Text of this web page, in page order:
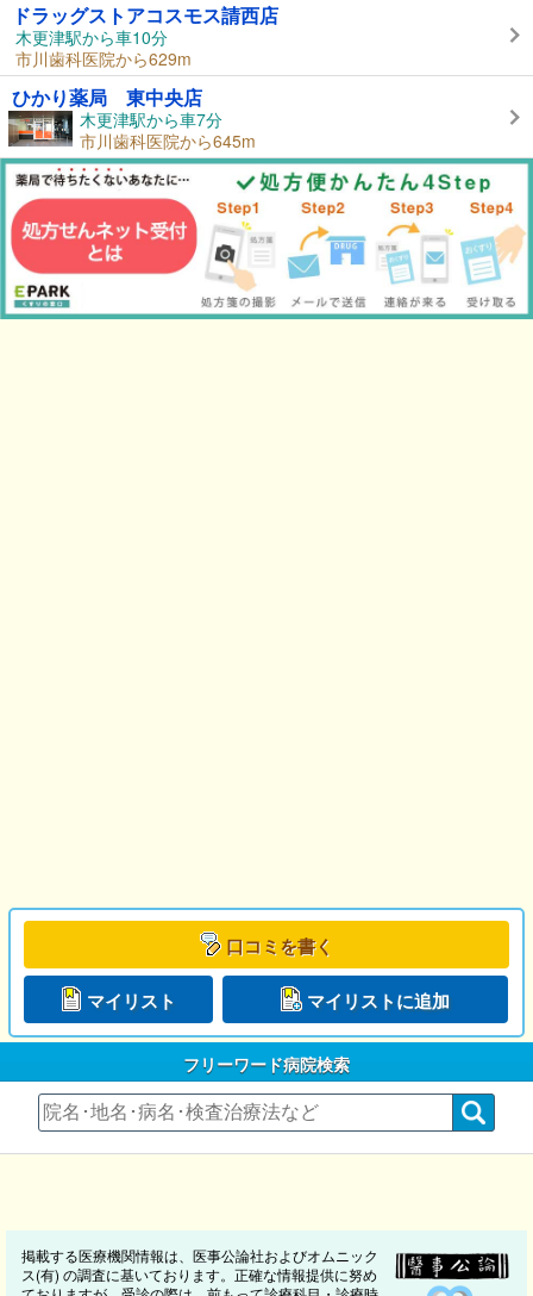
ドラッグストアコスモス請西店
木更津駅から車10分
市川歯科医院から629m
ひかり薬局 東中央店
木更津駅から車7分
市川歯科医院から645m
口コミを書く
マイリスト マイリストに追加
フリーワード病院検索
掲載する医療機関情報は、医事公論社およびオムニック
ス(有) の調査に基いております。正確な情報提供に努め